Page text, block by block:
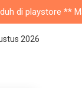
**
2026